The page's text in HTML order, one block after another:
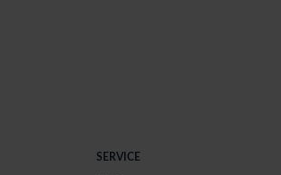
SERVICE